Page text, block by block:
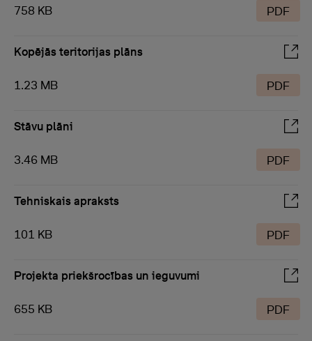
758 KB PDF
Kopējās teritorijas plāns
1.23 MB PDF
Stāvu plāni
3.46 MB PDF
Tehniskais apraksts
101 KB PDF
Projekta priekšrocības un ieguvumi
655 KB PDF